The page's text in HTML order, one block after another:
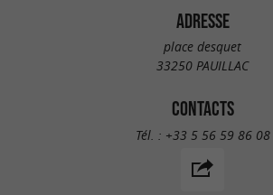
ADRESSE
place desquet
33250 PAUILLAC
CONTACTS
Tél. : +33 5 56 59 86 08